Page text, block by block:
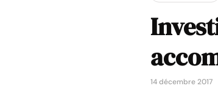
14 décembre 2017